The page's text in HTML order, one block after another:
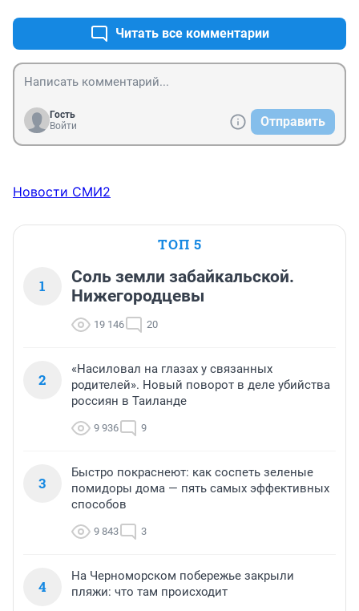
Читать все комментарии
Гость
Войти
Отправить
Новости СМИ2
ТОП 5
1
Соль земли забайкальской.
Нижегородцевы
19 146 20
2
«Насиловал на глазах у связанных
родителей». Новый поворот в деле убийства
россиян в Таиланде
9 936 9
3
Быстро покраснеют: как соспеть зеленые
помидоры дома — пять самых эффективных
способов
9 843 3
4
На Черноморском побережье закрыли
пляжи: что там происходит